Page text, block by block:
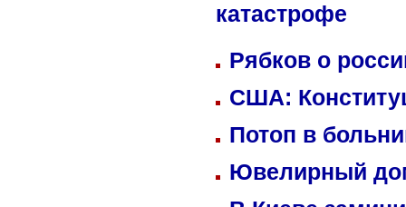
катастрофе
Рябков о
США:
Потоп в
Ювелирный